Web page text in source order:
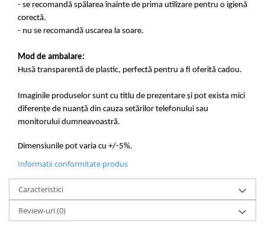
- se recomandă spălarea înainte de prima utilizare pentru o igienă
corectă.
- nu se recomandă uscarea la soare.
Mod de ambalare:
Husă transparentă de plastic, perfectă pentru a fi oferită cadou.
Imaginile produselor sunt cu titlu de prezentare și pot exista mici
diferențe de nuanță din cauza setărilor telefonului sau
monitorului dumneavoastră.
Dimensiunile pot varia cu +/-5%.
Informatii conformitate produs
Caracteristici
Review-uri(0)